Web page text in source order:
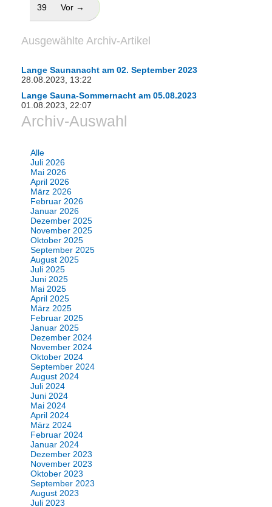
39 Vor →
Ausgewählte Archiv-Artikel
Lange Saunanacht am 02. September 2023
28.08.2023, 13:22
Lange Sauna-Sommernacht am 05.08.2023
01.08.2023, 22:07
Archiv-Auswahl
Alle
Juli 2026
Mai 2026
April 2026
März 2026
Februar 2026
Januar 2026
Dezember 2025
November 2025
Oktober 2025
September 2025
August 2025
Juli 2025
Juni 2025
Mai 2025
April 2025
März 2025
Februar 2025
Januar 2025
Dezember 2024
November 2024
Oktober 2024
September 2024
August 2024
Juli 2024
Juni 2024
Mai 2024
April 2024
März 2024
Februar 2024
Januar 2024
Dezember 2023
November 2023
Oktober 2023
September 2023
August 2023
Juli 2023